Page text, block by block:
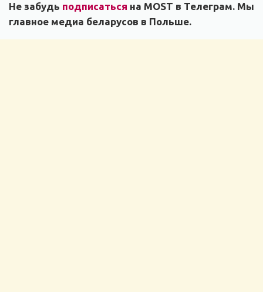
Не забудь подписаться на MOST в Телеграм. Мы
главное медиа беларусов в Польше.